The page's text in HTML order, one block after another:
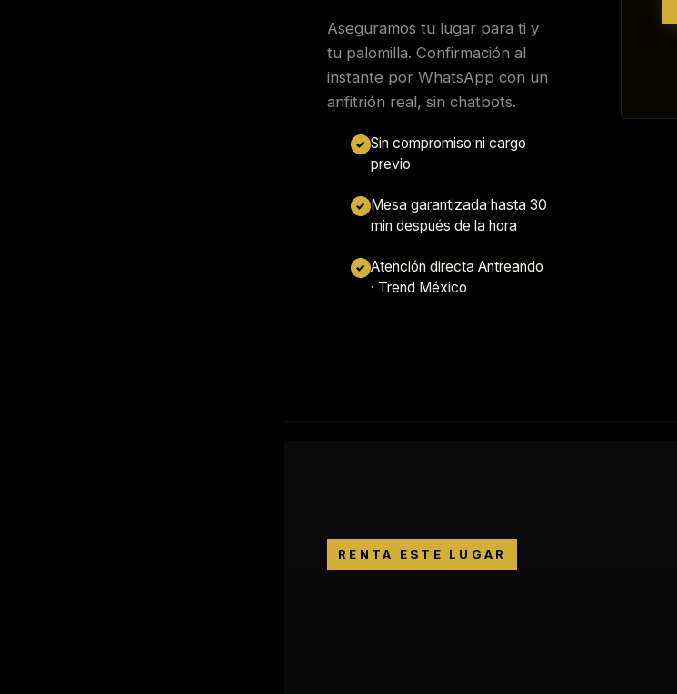
Aseguramos tu lugar para ti y
tu palomilla. Confirmación al
instante por WhatsApp con un
anfitrión real, sin chatbots.
✓ Sin compromiso ni cargo
previo
✓ Mesa garantizada hasta 30
min después de la hora
✓ Atención directa Antreando
· Trend México
RENTA ESTE LUGAR